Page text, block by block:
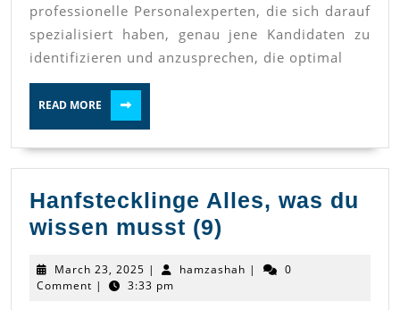
nach
Top-
Talenten
professionelle Personalexperten, die sich darauf
spezialisiert haben, genau jene Kandidaten zu
identifizieren und anzusprechen, die optimal
READ MORE
MORE
Hanfstecklinge Alles, was du
wissen musst (9)
was
March 23, 2025 March
23,
| hamzashah hamzashah
|
0
Comment | 3:33 pm